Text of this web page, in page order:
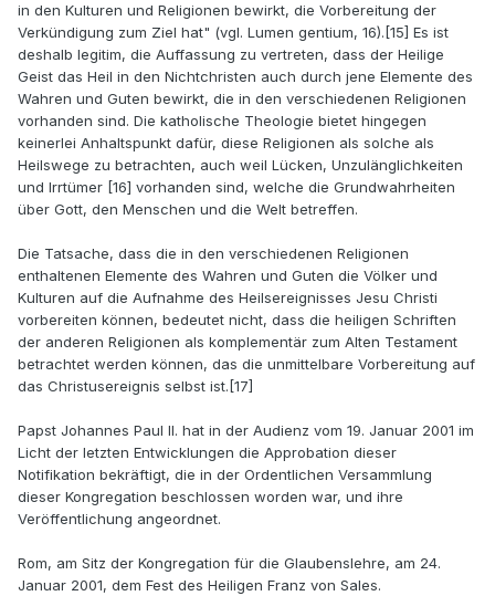
in den Kulturen und Religionen bewirkt, die Vorbereitung der
Verkündigung zum Ziel hat" (vgl. Lumen gentium, 16).[15] Es ist
deshalb legitim, die Auffassung zu vertreten, dass der Heilige
Geist das Heil in den Nichtchristen auch durch jene Elemente des
Wahren und Guten bewirkt, die in den verschiedenen Religionen
vorhanden sind. Die katholische Theologie bietet hingegen
keinerlei Anhaltspunkt dafür, diese Religionen als solche als
Heilswege zu betrachten, auch weil Lücken, Unzulänglichkeiten
und Irrtümer [16] vorhanden sind, welche die Grundwahrheiten
über Gott, den Menschen und die Welt betreffen.
Die Tatsache, dass die in den verschiedenen Religionen
enthaltenen Elemente des Wahren und Guten die Völker und
Kulturen auf die Aufnahme des Heilsereignisses Jesu Christi
vorbereiten können, bedeutet nicht, dass die heiligen Schriften
der anderen Religionen als komplementär zum Alten Testament
betrachtet werden können, das die unmittelbare Vorbereitung auf
das Christusereignis selbst ist.[17]
Papst Johannes Paul II. hat in der Audienz vom 19. Januar 2001 im
Licht der letzten Entwicklungen die Approbation dieser
Notifikation bekräftigt, die in der Ordentlichen Versammlung
dieser Kongregation beschlossen worden war, und ihre
Veröffentlichung angeordnet.
Rom, am Sitz der Kongregation für die Glaubenslehre, am 24.
Januar 2001, dem Fest des Heiligen Franz von Sales.